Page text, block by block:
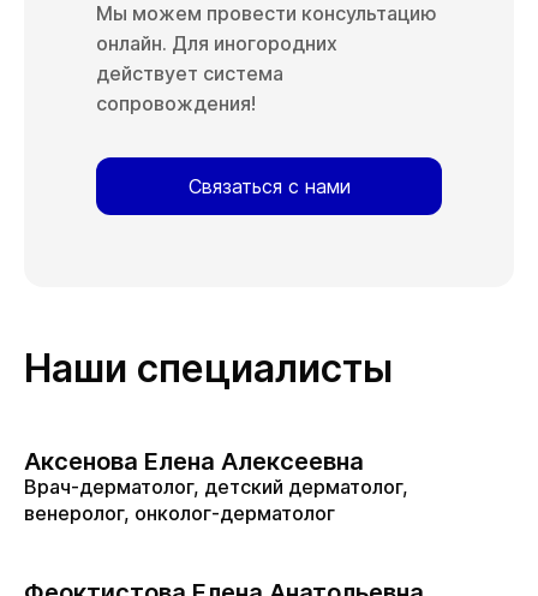
Мы можем провести консультацию
онлайн. Для иногородних
действует система
сопровождения!
Связаться с нами
Наши специалисты
Аксенова Елена Алексеевна
Врач-дерматолог, детский дерматолог,
венеролог, онколог-дерматолог